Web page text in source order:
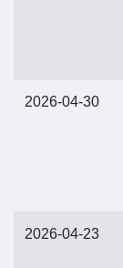
2026-04-30
2026-04-23